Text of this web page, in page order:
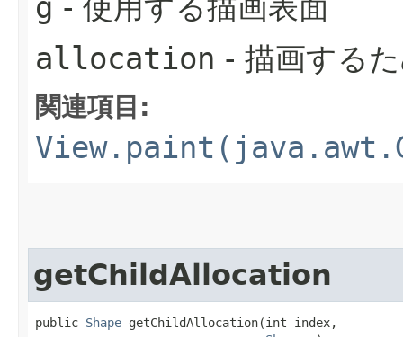
g - 使用する描画表面
allocation - 描画する
関連項目:
getChildAllocation
public Shape getChildAllocation​(int index,